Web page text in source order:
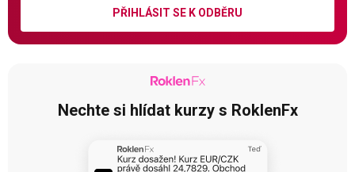
PŘIHLÁSIT SE K ODBĚRU
Nechte si hlídat kurzy s RoklenFx